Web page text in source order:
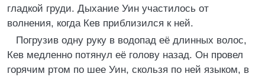
гладкой груди. Дыхание Уин участилось от
волнения, когда Кев приблизился к ней.
Погрузив одну руку в водопад её длинных волос,
Кев медленно потянул её голову назад. Он провел
горячим ртом по шее Уин, скользя по ней языком, в